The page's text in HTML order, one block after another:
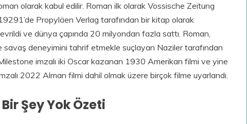
olarak kabul edilir. Roman ilk olarak Vossische Zeitung
Propyläen Verlag tarafından bir kitap olarak
ve dünya çapında 20 milyondan fazla sattı. Roman,
savaş deneyimini tahrif etmekle suçlayan Naziler tarafından
imzalı iki Oscar kazanan 1930 Amerikan filmi ve yine
2022 Alman filmi dahil olmak üzere birçok filme uyarlandı.
Şey Yok Özeti